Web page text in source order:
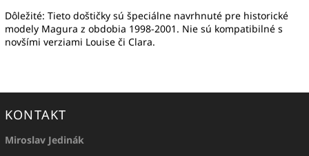
Dôležité: Tieto doštičky sú špeciálne navrhnuté pre historické
modely Magura z obdobia 1998-2001. Nie sú kompatibilné s
novšími verziami Louise či Clara.
KONTAKT
Miroslav Jedinák